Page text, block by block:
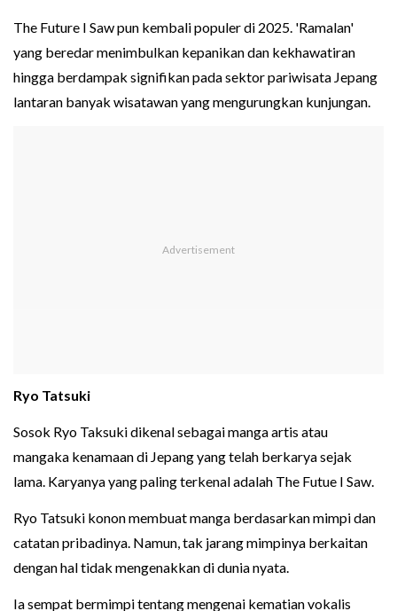
The Future I Saw pun kembali populer di 2025. 'Ramalan'
yang beredar menimbulkan kepanikan dan kekhawatiran
hingga berdampak signifikan pada sektor pariwisata Jepang
lantaran banyak wisatawan yang mengurungkan kunjungan.
Ryo Tatsuki
Sosok Ryo Taksuki dikenal sebagai manga artis atau
mangaka kenamaan di Jepang yang telah berkarya sejak
lama. Karyanya yang paling terkenal adalah The Futue I Saw.
Ryo Tatsuki konon membuat manga berdasarkan mimpi dan
catatan pribadinya. Namun, tak jarang mimpinya berkaitan
dengan hal tidak mengenakkan di dunia nyata.
Ia sempat bermimpi tentang mengenai kematian vokalis